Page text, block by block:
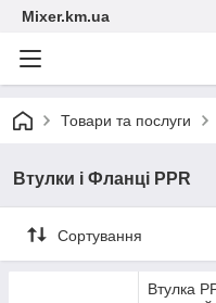
Mixer.km.ua
Товари та послуги
Втулки і Фланці PPR
Сортування
Втулка